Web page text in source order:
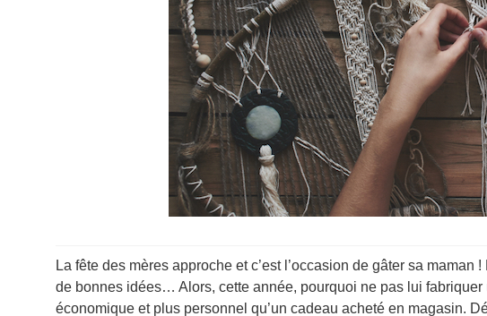
La fête des mères approche et c’est l’occasion de gâter sa maman
de bonnes idées… Alors, cette année, pourquoi ne pas lui
économique et plus personnel qu’un cadeau acheté en magasin.